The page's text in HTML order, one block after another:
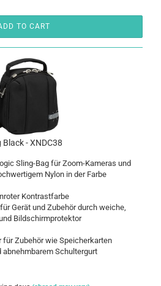
TO CART
- XNDC38
Sling-Bag für Zoom-Kameras und
Nylon in der Farbe
Kontrastfarbe
Gerät und Zubehör durch weiche,
Bildschirmprotektor
für Zubehör wie Speicherkarten
Schultergurt